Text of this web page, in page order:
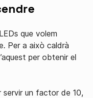
que volem
Per a això caldrà
per obtenir el
servir un factor de 10,